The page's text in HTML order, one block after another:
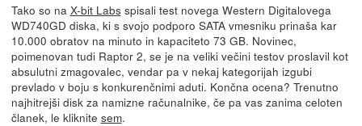
Tako so na X-bit Labsspisali test novega Western Digitalovega
WD740GD diska, ki s svojo podporo SATA vmesniku prinaša kar
10.000 obratov na minuto in kapaciteto 73 GB. Novinec,
poimenovan tudi Raptor 2, se je na veliki večini testov proslavil kot
absulutni zmagovalec, vendar pa v nekaj kategorijah izgubi
prevlado v boju s konkurenčnimi aduti. Končna ocena? Trenutno
najhitrejši disk za namizne računalnike, če pa vas zanima celoten
članek, le kliknite sem.